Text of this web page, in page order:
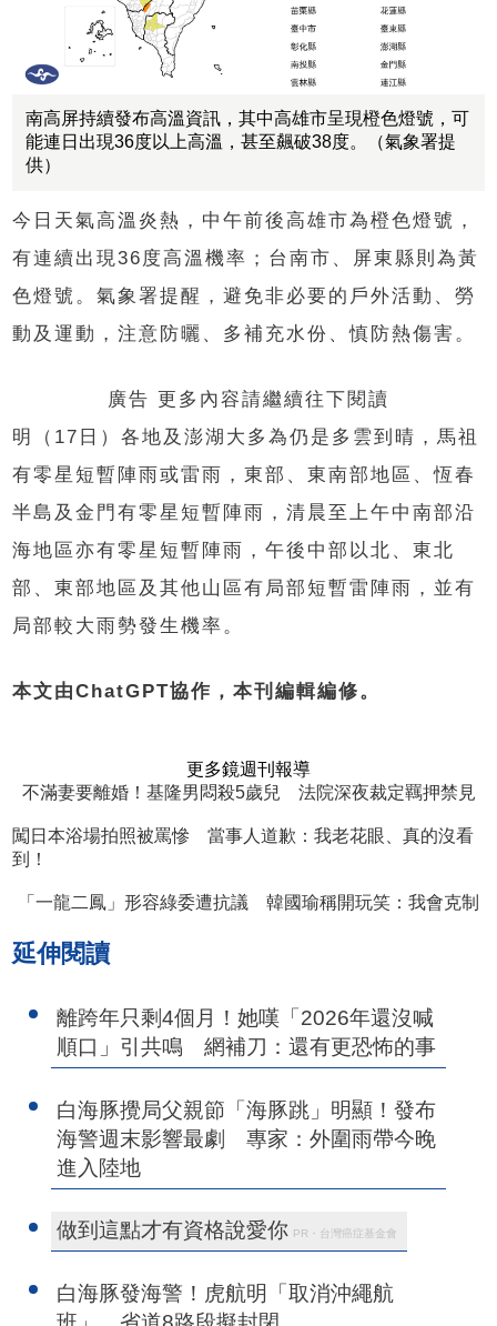
南高屏持續發布高溫資訊，其中高雄市呈現橙色燈號，可
能連日出現36度以上高溫，甚至飆破38度。（氣象署提
供）
今日天氣高溫炎熱，中午前後高雄市為橙色燈號，
有連續出現36度高溫機率；台南市、屏東縣則為黃
色燈號。氣象署提醒，避免非必要的戶外活動、勞
動及運動，注意防曬、多補充水份、慎防熱傷害。
廣告 更多內容請繼續往下閱讀
明（17日）各地及澎湖大多為仍是多雲到晴，馬祖
有零星短暫陣雨或雷雨，東部、東南部地區、恆春
半島及金門有零星短暫陣雨，清晨至上午中南部沿
海地區亦有零星短暫陣雨，午後中部以北、東北
部、東部地區及其他山區有局部短暫雷陣雨，並有
局部較大雨勢發生機率。
本文由ChatGPT協作，本刊編輯編修。
更多鏡週刊報導
不滿妻要離婚！基隆男悶殺5歲兒 法院深夜裁定羈押禁見
闖日本浴場拍照被罵慘 當事人道歉：我老花眼、真的沒看
到！
「一龍二鳳」形容綠委遭抗議 韓國瑜稱開玩笑：我會克制
延伸閱讀
離跨年只剩4個月！她嘆「2026年還沒喊
順口」引共鳴 網補刀：還有更恐怖的事
白海豚攪局父親節「海豚跳」明顯！發布
海警週末影響最劇 專家：外圍雨帶今晚
進入陸地
做到這點才有資格說愛你 PR・台灣癌症基金會
白海豚發海警！虎航明「取消沖繩航